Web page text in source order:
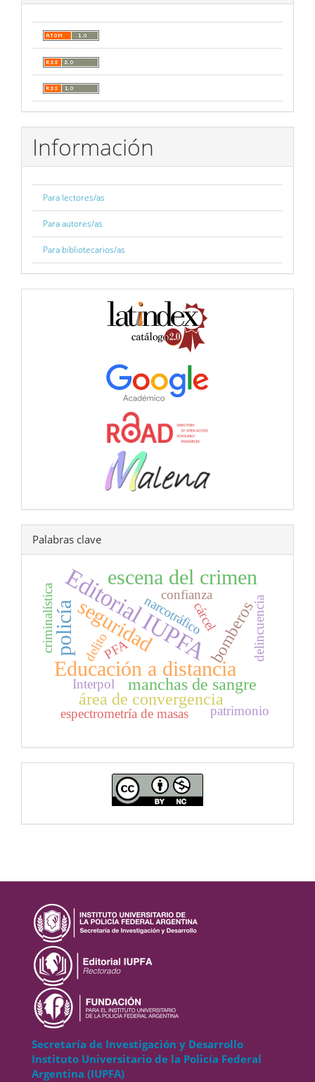
Información
Para lectores/as
Para autores/as
Para bibliotecarios/as
Palabras clave
Editorial IUPFA
Educación a distancia
escena del crimen
seguridad
policía bomberos
manchas de sangre
área de convergencia
cárcel
narcotráfico
espectrometría de masas
PFA
confianza
criminalística
patrimonio
delito delincuencia
Interpol
Secretaría de Investigación y Desarrollo
Instituto Universitario de la Policía Federal
Argentina (IUPFA)